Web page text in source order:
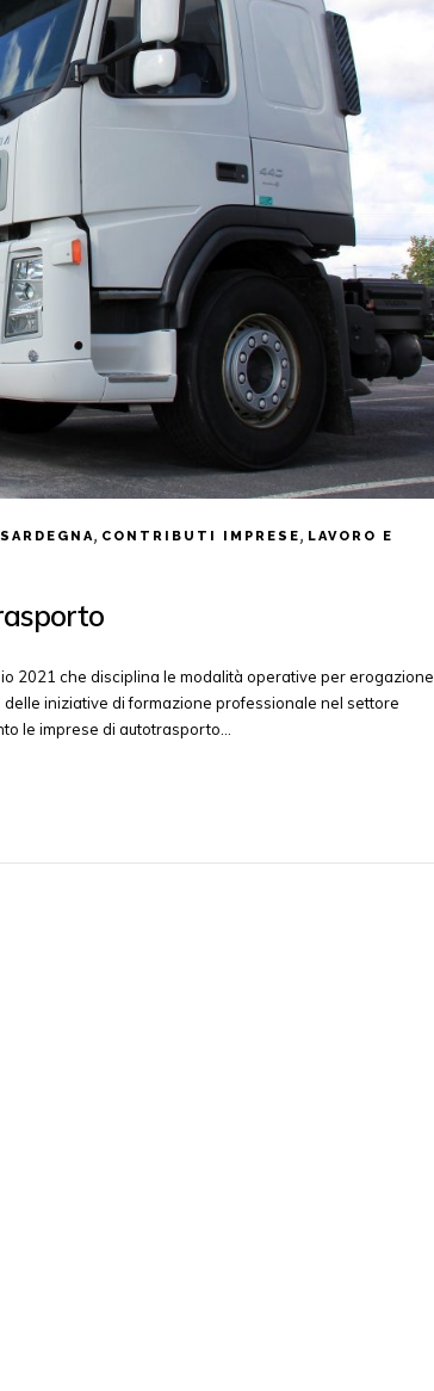
, CONTRIBUTI IMPRESE, LAVORO E
2021 che disciplina le modalità operative per erogazione
iniziative di formazione professionale nel settore
le imprese di autotrasporto…